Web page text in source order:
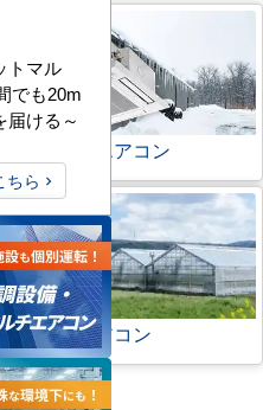
寒冷地用エアコン
農業用エアコン
トマル
でも20m
届ける～
ちら